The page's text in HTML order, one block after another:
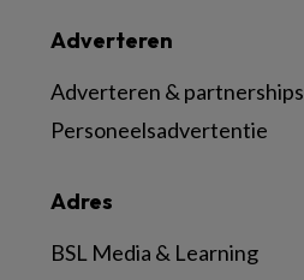
Adres
BSL Media & Learning
Adverteren
Adverteren & partnerships
Personeelsadvertentie